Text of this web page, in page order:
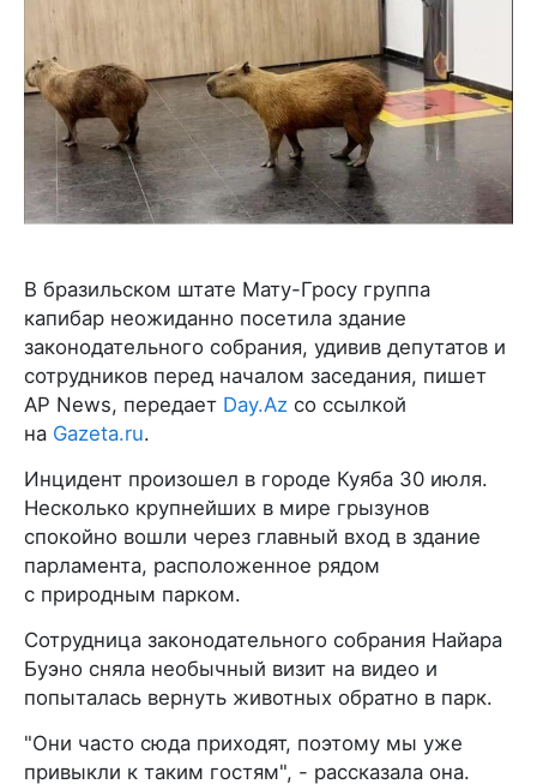
В бразильском штате Мату-Гросу группа
капибар неожиданно посетила здание
законодательного собрания, удивив депутатов и
сотрудников перед началом заседания, пишет
AP News, передает Day.Az со ссылкой
на Gazeta.ru.
Инцидент произошел в городе Куяба 30 июля.
Несколько крупнейших в мире грызунов
спокойно вошли через главный вход в здание
парламента, расположенное рядом
с природным парком.
Сотрудница законодательного собрания Найара
Буэно сняла необычный визит на видео и
попыталась вернуть животных обратно в парк.
"Они часто сюда приходят, поэтому мы уже
привыкли к таким гостям", - рассказала она.